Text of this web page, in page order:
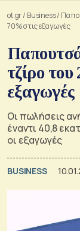
ot.gr/ Business/
70% στις εξαγωγές
τζίρο
εξαγωγές
Οι πωλήσεις
έναντι 40,8
οι εξαγωγές
BUSINESS